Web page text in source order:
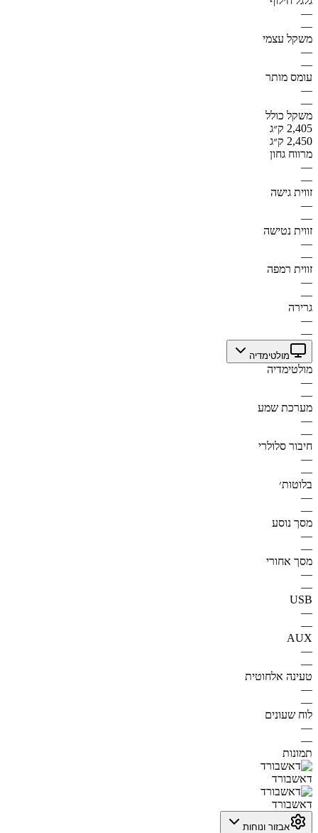
—
—
משקל עצמי
—
—
עומס מותר
—
—
משקל כולל
2,405 ק״ג
2,450 ק״ג
מרווח גחון
—
—
זווית גישה
—
—
זווית נטישה
—
—
זווית רמפה
—
—
גרירה
—
—
מולטימדיה
מולטימדיה
—
—
מערכת שמע
—
—
חיבור סלולרי
—
—
בלוטות׳
—
—
מסך נוסע
—
—
מסך אחורי
—
—
USB
—
—
AUX
—
—
טעינה אלחוטית
—
—
לוח שעונים
—
—
תמונות
דאשבורד
דאשבורד
אבזור ונוחות